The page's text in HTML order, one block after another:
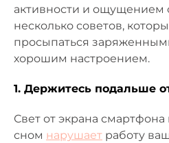
активности и ощущением
несколько советов,
просыпаться
хорошим настроением.
1. Держитесь подальше
Свет от экрана
сном нарушает работу